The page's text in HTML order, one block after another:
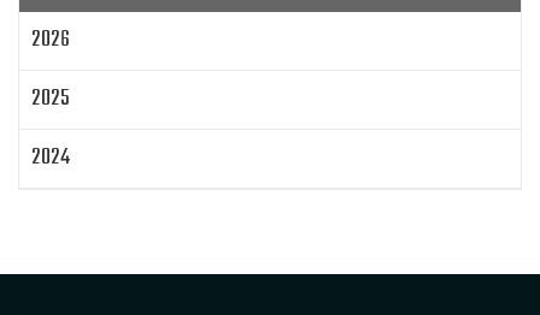
Klim
IQ Trippeln
Original ECU
Loggning Mappning
MapTun
2026
2025
2024
2022